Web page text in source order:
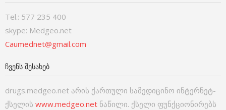
Tel.: 577 235 400
skype: Medgeo.net
Caumednet@gmail.com
ᲩᲕᲔᲜᲡ ᲨᲔᲡᲐᲮᲔᲑ
drugs.medgeo.net არის ქართული სამედიცინო ინტერნეტ-
ქსელის www.medgeo.net ნაწილი. ქსელი ფუნქციონირებს